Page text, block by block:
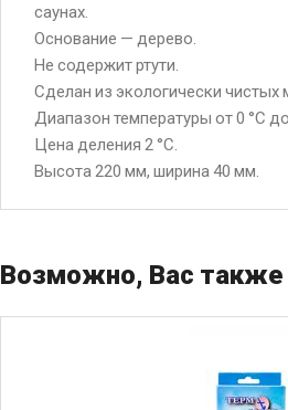
саунах.
Основание — дерево.
Не содержит ртути.
Сделан из экологически чистых
Диапазон температуры от 0 °C
Цена деления 2 °C.
Высота 220 мм, ширина 40 мм.
Возможно, Вас также